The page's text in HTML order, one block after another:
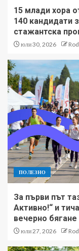
15 млади хора
140 кандидати
стажантска
юли 30, 2026
ПОЛЕЗНО
За първи път
Активно!“ и
вечерно
юли 27, 2026